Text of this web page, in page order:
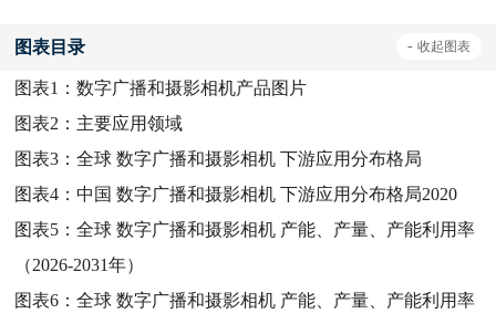
图表目录 - 收起图表
图表1：数字广播和摄影相机产品图片
图表2： 主要应用领域
图表3：全球 数字广播和摄影相机 下游应用分布格局
图表4：中国 数字广播和摄影相机 下游应用分布格局2020
图表5：全球 数字广播和摄影相机 产能、产量、产能利用率
（2026-2031年）
图表6：全球 数字广播和摄影相机 产能、产量、产能利用率